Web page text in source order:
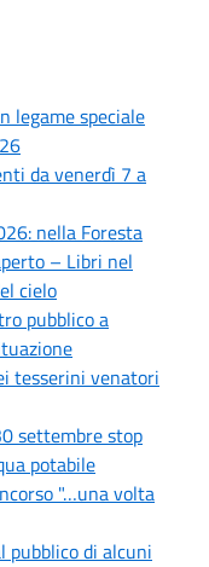
legame speciale
da venerdì 7 a
nella Foresta
– Libri nel
cielo
pubblico a
tesserini venatori
settembre stop
potabile
"…una volta
pubblico di alcuni